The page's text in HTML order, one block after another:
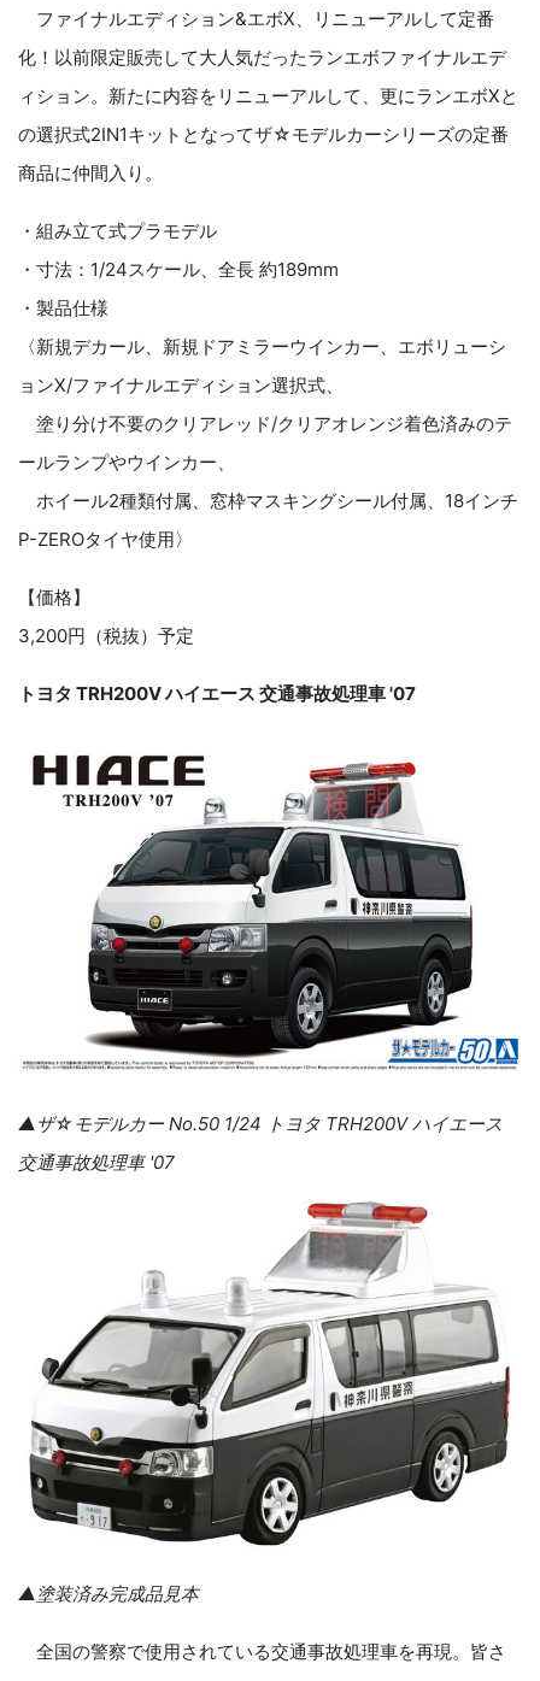
ファイナルエディション&エボX、リニューアルして定番
化！以前限定販売して大人気だったランエボファイナルエデ
ィション。新たに内容をリニューアルして、更にランエボXと
の選択式2IN1キットとなってザ☆モデルカーシリーズの定番
商品に仲間入り。
・組み立て式プラモデル
・寸法：1/24スケール、全長 約189mm
・製品仕様
〈新規デカール、新規ドアミラーウインカー、エボリューシ
ョンX/ファイナルエディション選択式、
塗り分け不要のクリアレッド/クリアオレンジ着色済みのテ
ールランプやウインカー、
ホイール2種類付属、窓枠マスキングシール付属、18インチ
P-ZEROタイヤ使用〉
【価格】
3,200円（税抜）予定
トヨタ TRH200V ハイエース 交通事故処理車 '07
▲ザ☆モデルカー No.50 1/24 トヨタ TRH200V ハイエース
交通事故処理車 '07
▲塗装済み完成品見本
全国の警察で使用されている交通事故処理車を再現。皆さ